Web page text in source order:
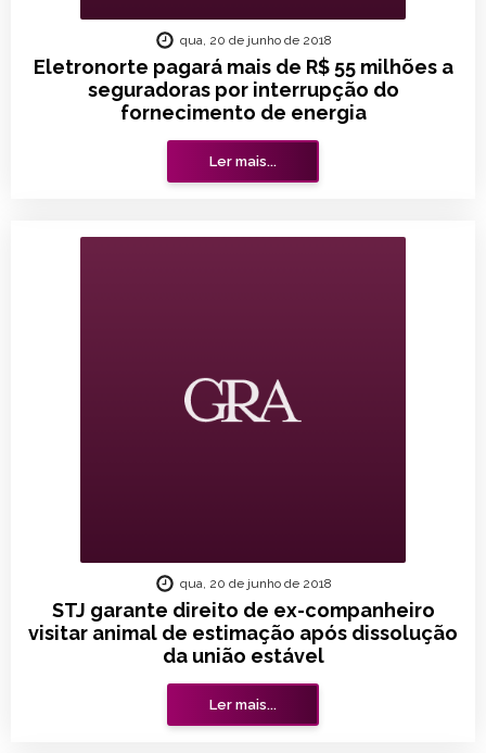
Eletronorte pagará mais de R$ 55 milhões a
seguradoras por interrupção do
fornecimento de energia
qua, 20 de junho de 2018
Ler mais...
STJ garante direito de ex-companheiro
visitar animal de estimação após dissolução
da união estável
qua, 20 de junho de 2018
Ler mais...